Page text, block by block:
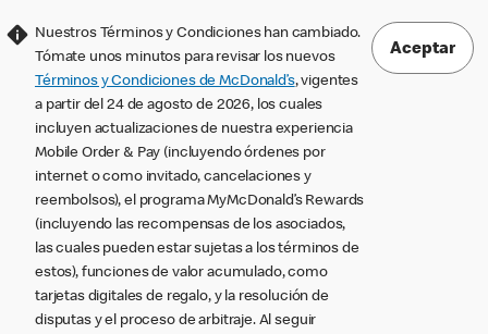
Nuestros Términos y Condiciones han cambiado.
Tómate unos minutos para revisar los nuevos
Términos y Condiciones de McDonald’s, vigentes
a partir del 24 de agosto de 2026, los cuales
incluyen actualizaciones de nuestra experiencia
Mobile Order & Pay (incluyendo órdenes por
internet o como invitado, cancelaciones y
reembolsos), el programa MyMcDonald’s Rewards
(incluyendo las recompensas de los asociados,
las cuales pueden estar sujetas a los términos de
estos), funciones de valor acumulado, como
tarjetas digitales de regalo, y la resolución de
disputas y el proceso de arbitraje. Al seguir
Aceptar